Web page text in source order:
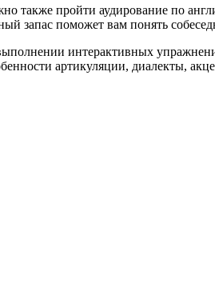
также пройти аудирование по
запас поможет вам понять
интерактивных
артикуляции, диалекты,